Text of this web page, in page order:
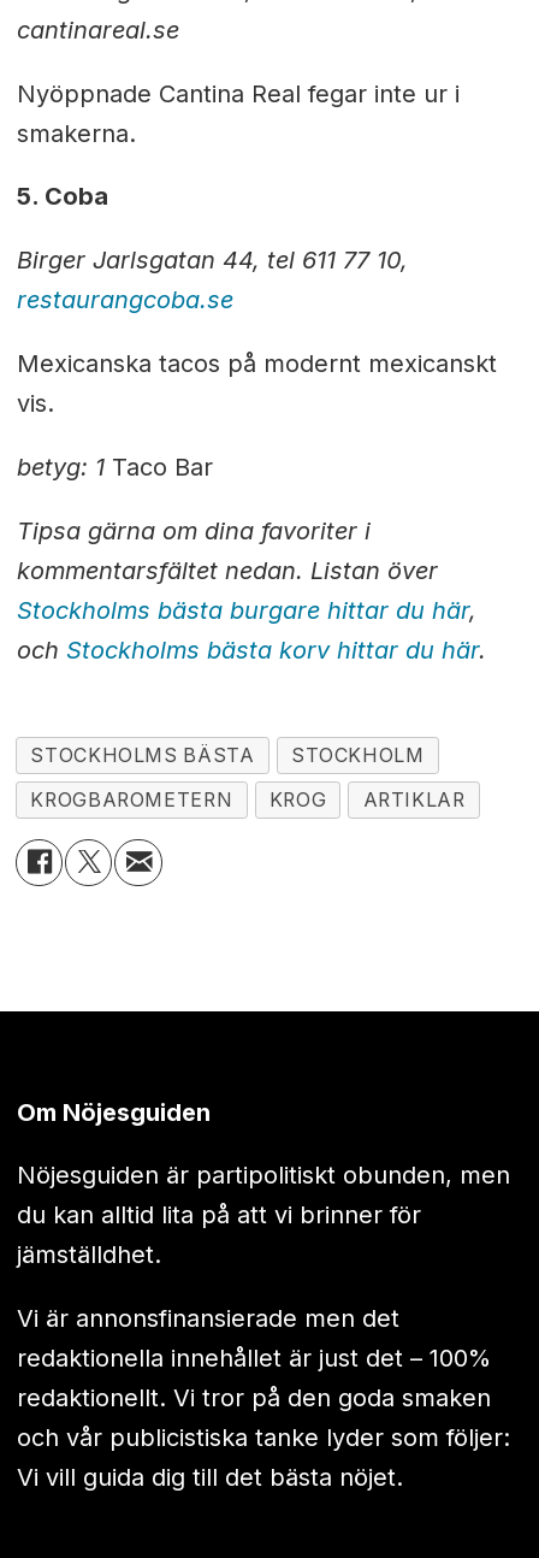
cantinareal.se
Nyöppnade Cantina Real fegar inte ur i
smakerna.
5. Coba
Birger Jarlsgatan 44, tel 611 77 10,
restaurangcoba.se
Mexicanska tacos på modernt mexicanskt
vis.
betyg: 1Taco Bar
Tipsa gärna om dina favoriter i
kommentarsfältet nedan. Listan över
Stockholms bästa burgare hittar du här,
och Stockholms bästa korv hittar du här.
STOCKHOLMS BÄSTA
STOCKHOLM
KROGBAROMETERN
KROG ARTIKLAR
Om Nöjesguiden
Nöjesguiden är partipolitiskt obunden, men
du kan alltid lita på att vi brinner för
jämställdhet.
Vi är annonsfinansierade men det
redaktionella innehållet är just det – 100%
redaktionellt. Vi tror på den goda smaken
och vår publicistiska tanke lyder som följer:
Vi vill guida dig till det bästa nöjet.